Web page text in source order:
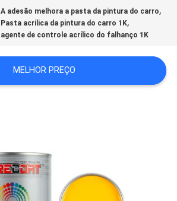
A adesão melhora a pasta da pintura do carro,
Pasta acrílica da pintura do carro 1K,
agente de controle acrílico do falhanço 1K
MELHOR PREÇO